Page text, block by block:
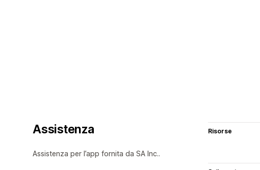
Assistenza
Assistenza per l’app fornita da SA Inc..
Risorse